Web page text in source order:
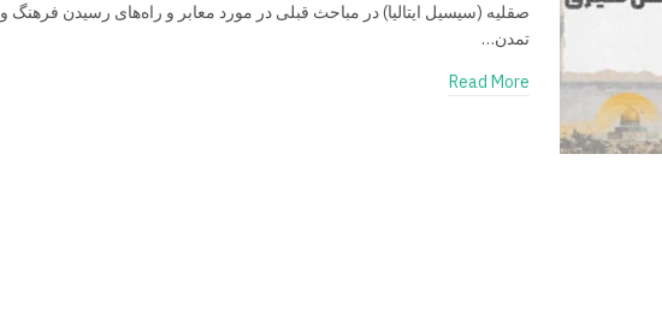
صقلیه (سیسیل ایتالیا) در مباحث قبلی در مورد معابر و راه‌های رسیدن فرهنگ و
تمدن…
Read More